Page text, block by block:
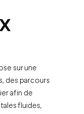
sur une
des parcours
afin de
fluides,